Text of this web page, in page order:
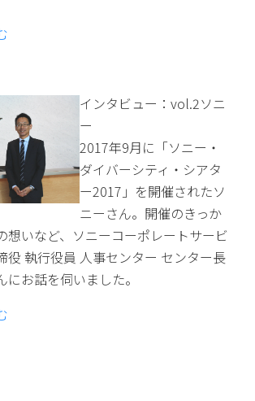
インタビュー：vol.2ソニ
ー
2017年9月に「ソニー・
ダイバーシティ・シアタ
ー2017」を開催されたソ
ニーさん。開催のきっか
想いなど、ソニーコーポレートサービ
役 執行役員 人事センター センター長
にお話を伺いました。